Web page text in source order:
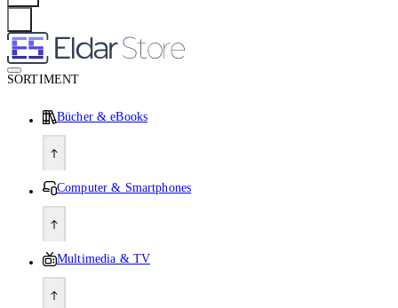
SORTIMENT
Bücher & eBooks
Computer & Smartphones
Multimedia & TV